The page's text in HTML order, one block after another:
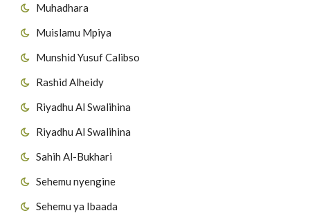
Muhadhara
Muislamu Mpiya
Munshid Yusuf Calibso
Rashid Alheidy
Riyadhu Al Swalihina
Riyadhu Al Swalihina
Sahih Al-Bukhari
Sehemu nyengine
Sehemu ya Ibaada